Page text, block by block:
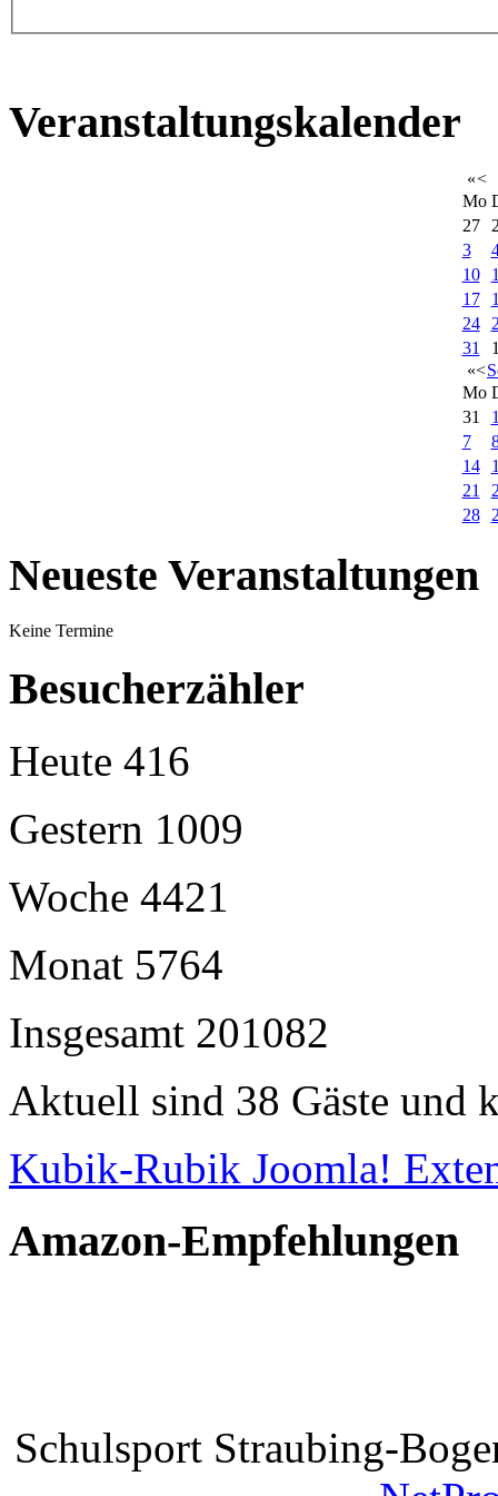
Veranstaltungskalender
«<
Mo
27
3
10
17
24
31
«<
Mo
31
7
14
21
28
Neueste Veranstaltungen
Keine Termine
Besucherzähler
Heute 416
Gestern 1009
Woche 4421
Monat 5764
Insgesamt 201082
Aktuell sind 38 Gäste und
Kubik-Rubik Joomla!
Amazon-Empfehlungen
Schulsport Straubing-